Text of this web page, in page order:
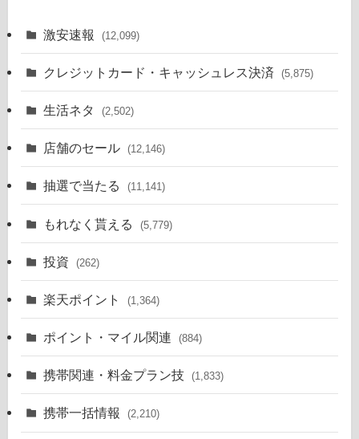
激安速報 (12,099)
クレジットカード・キャッシュレス決済 (5,875)
生活ネタ (2,502)
店舗のセール (12,146)
抽選で当たる (11,141)
もれなく貰える (5,779)
投資 (262)
楽天ポイント (1,364)
ポイント・マイル関連 (884)
携帯関連・料金プラン技 (1,833)
携帯一括情報 (2,210)